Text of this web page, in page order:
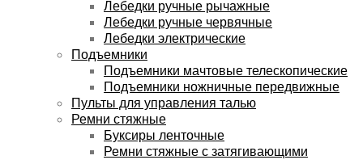
Лебедки ручные рычажные
Лебедки ручные червячные
Лебедки электрические
Подъемники
Подъемники мачтовые телескопические
Подъемники ножничные передвижные
Пульты для управления талью
Ремни стяжные
Буксиры ленточные
Ремни стяжные с затягивающими